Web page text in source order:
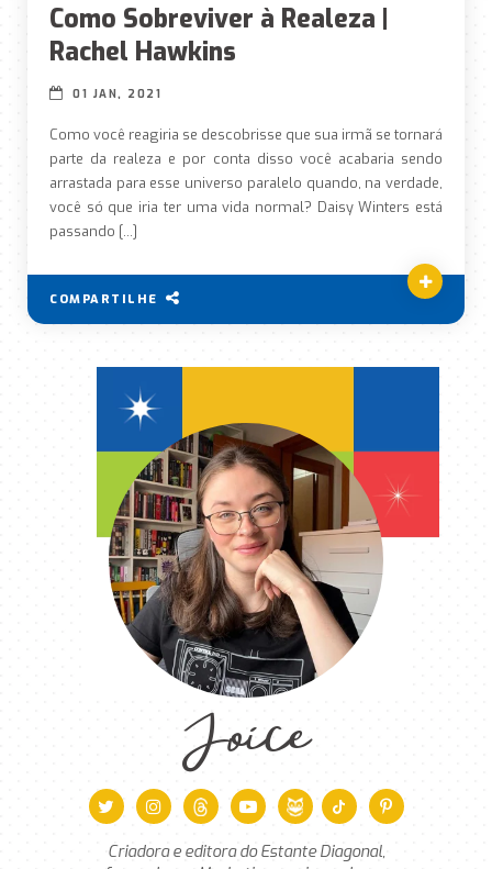
Como Sobreviver à Realeza |
Rachel Hawkins
01 JAN, 2021
Como você reagiria se descobrisse que sua irmã se tornará
parte da realeza e por conta disso você acabaria sendo
arrastada para esse universo paralelo quando, na verdade,
você só que iria ter uma vida normal? Daisy Winters está
passando […]
COMPARTILHE
Joice
Criadora e editora do Estante Diagonal,